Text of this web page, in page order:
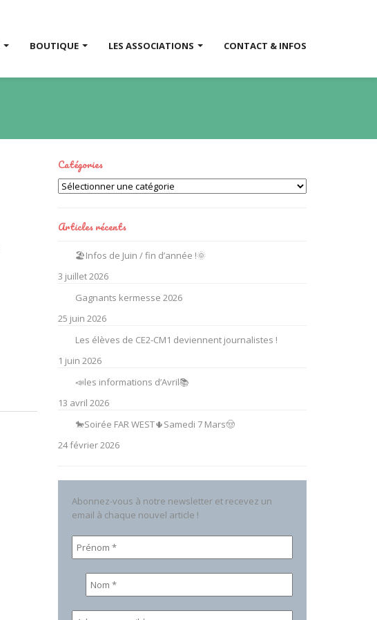
BOUTIQUE LES ASSOCIATIONS CONTACT & INFOS
Catégories
Catégories
Articles récents
🏖️Infos de Juin / fin d’année !🌞
3 juillet 2026
Gagnants kermesse 2026
25 juin 2026
Les élèves de CE2-CM1 deviennent journalistes !
1 juin 2026
📣les informations d’Avril📚
13 avril 2026
🐎Soirée FAR WEST🌵Samedi 7 Mars🤠
24 février 2026
Abonnez-vous à notre newsletter et recevez un
email à chaque nouvel article !